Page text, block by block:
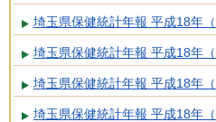
埼玉県保健統計年報 平成18年（
埼玉県保健統計年報 平成18年（
埼玉県保健統計年報 平成18年（
埼玉県保健統計年報 平成18年（